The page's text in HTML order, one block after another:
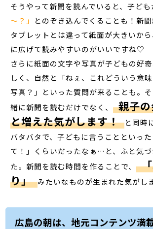
そうやって新聞を読んでいると、子ども
～？」
とのぞき込んでくることも！新
タブレットとは違って紙面が大きいか
に広げて読みやすいのがいいですね♡
さらに紙面の文字や写真が子どもの好
しく、自然と「ねぇ、これどういう意
写真？」といった質問が来ることも。
緒に新聞を読むだけでなく、 親子
と増えた気がします！ と同時
バタバタで、子どもに言うことといっ
て！」くらいだったなぁ…と、ふと気
た。新聞を読む時間を作ることで、
り」 みたいなものが生まれた気がし
広島の朝は、地元コンテンツ満